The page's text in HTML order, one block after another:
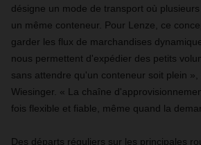
désigne un mode de transport où
un même conteneur. Pour Lenze, ce
garder les flux de marchandises
nous permettent d'expédier des petits
sans attendre qu'un conteneur soit plein
Wiesinger. « La chaîne
fois flexible et fiable, même quand la
Des départs réguliers sur les principales